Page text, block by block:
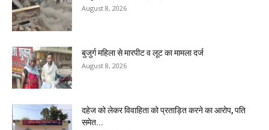
August 8, 2026
बुजुर्ग महिला से मारपीट व लूट का मामला दर्ज
August 8, 2026
दहेज को लेकर विवाहिता को प्रताड़ित करने का आरोप, पति
समेत...